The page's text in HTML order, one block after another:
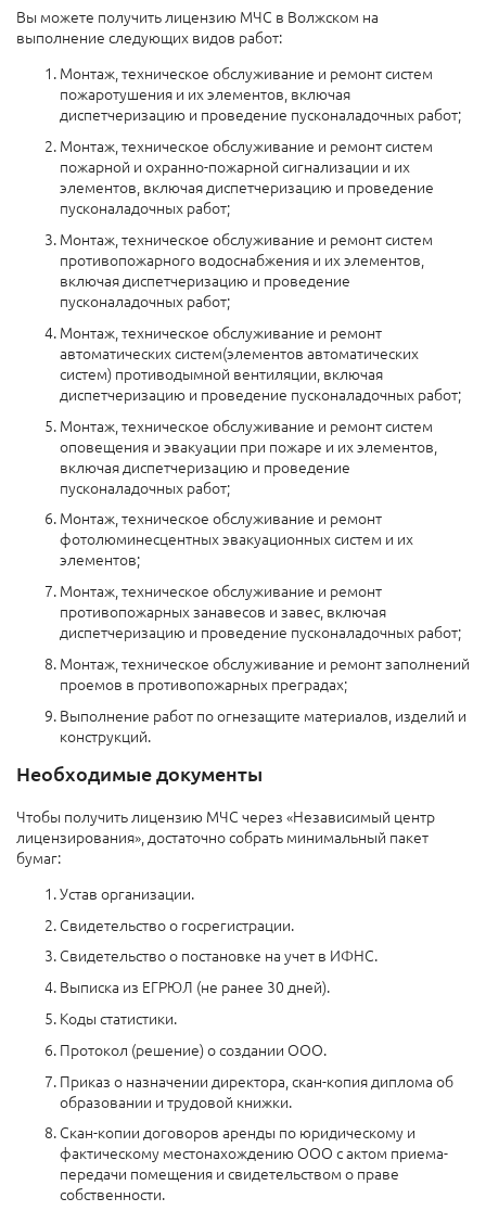
Вы можете получить лицензию МЧС в Волжском на
выполнение следующих видов работ:
Монтаж, техническое обслуживание и ремонт систем
пожаротушения и их элементов, включая
диспетчеризацию и проведение пусконаладочных работ;
Монтаж, техническое обслуживание и ремонт систем
пожарной и охранно-пожарной сигнализации и их
элементов, включая диспетчеризацию и проведение
пусконаладочных работ;
Монтаж, техническое обслуживание и ремонт систем
противопожарного водоснабжения и их элементов,
включая диспетчеризацию и проведение
пусконаладочных работ;
Монтаж, техническое обслуживание и ремонт
автоматических систем(элементов автоматических
систем) противодымной вентиляции, включая
диспетчеризацию и проведение пусконаладочных работ;
Монтаж, техническое обслуживание и ремонт систем
оповещения и эвакуации при пожаре и их элементов,
включая диспетчеризацию и проведение
пусконаладочных работ;
Монтаж, техническое обслуживание и ремонт
фотолюминесцентных эвакуационных систем и их
элементов;
Монтаж, техническое обслуживание и ремонт
противопожарных занавесов и завес, включая
диспетчеризацию и проведение пусконаладочных работ;
Монтаж, техническое обслуживание и ремонт заполнений
проемов в противопожарных преградах;
Выполнение работ по огнезащите материалов, изделий и
конструкций.
Необходимые документы
Чтобы получить лицензию МЧС через «Независимый центр
лицензирования», достаточно собрать минимальный пакет
бумаг:
Устав организации.
Свидетельство о госрегистрации.
Свидетельство о постановке на учет в ИФНС.
Выписка из ЕГРЮЛ (не ранее 30 дней).
Коды статистики.
Протокол (решение) о создании ООО.
Приказ о назначении директора, скан-копия диплома об
образовании и трудовой книжки.
Скан-копии договоров аренды по юридическому и
фактическому местонахождению ООО с актом приема-
передачи помещения и свидетельством о праве
собственности.